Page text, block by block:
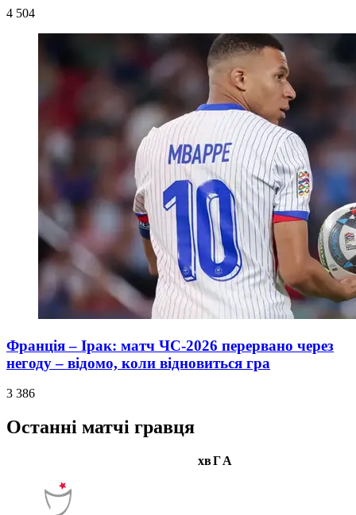
4 504
Франція – Ірак: матч ЧС-2026 перервано через
негоду – відомо, коли відновиться гра
3 386
Останні матчі гравця
хвГА